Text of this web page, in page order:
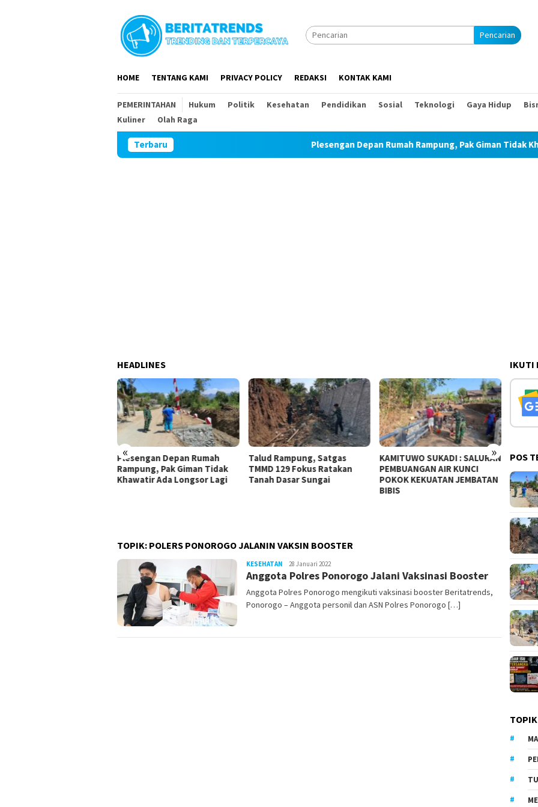
Pencarian
HOME TENTANG KAMI PRIVACY POLICY REDAKSI KONTAK KAMI
PEMERINTAHAN Hukum Politik Kesehatan Pendidikan Sosial Teknologi Gaya Hidup
Kuliner
Olah Raga
Terbaru Plesengan Depan Rumah Rampung, Pak Giman Tidak
HEADLINES
« »
Plesengan Depan Rumah
Rampung, Pak Giman Tidak
Khawatir Ada Longsor Lagi
Talud Rampung, Satgas
TMMD 129 Fokus Ratakan
Tanah Dasar Sungai
KAMITUWO SUKADI : SALURAN
PEMBUANGAN AIR KUNCI
POKOK KEKUATAN JEMBATAN
SOSROK BUATAN PAK
GUNUNG BERFUNGSI
MERAPIKAN PASANGAN
TALUD JEMBATAN BIBIS
TOPIK: POLERS PONOROGO JALANIN VAKSIN BOOSTER
KESEHATAN LilikAbdi
28 Januari 2022
Anggota Polres Ponorogo Jalani Vaksinasi Booster
Anggota Polres Ponorogo mengikuti vaksinasi booster Beritatrends,
Ponorogo – Anggota personil dan ASN Polres Ponorogo […]
IKUTI
POS